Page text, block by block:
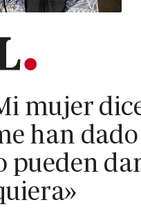
mujer
han dado
pueden